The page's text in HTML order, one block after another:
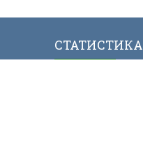
СТАТИСТИКА